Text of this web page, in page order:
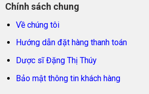
Chính sách chung
Về chúng tôi
Hướng dẫn đặt hàng thanh toán
Dược sĩ Đặng Thị Thúy
Bảo mật thông tin khách hàng